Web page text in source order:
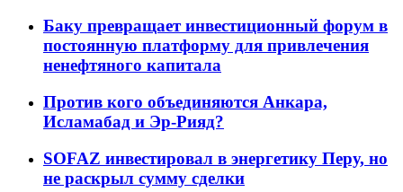
Баку превращает инвестиционный форум в
постоянную платформу для привлечения
ненефтяного капитала
Против кого объединяются Анкара,
Исламабад и Эр-Рияд?
SOFAZ инвестировал в энергетику Перу, но
не раскрыл сумму сделки